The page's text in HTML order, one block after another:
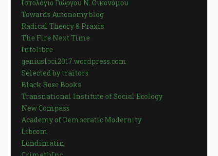
Ιστολόγιο Γιώργου Ν. Οικονόμου
Towards Autonomy blog
Radical Theory & Praxis
The Fire Next Time
Infolibre
geniusloci2017.wordpress.com
Selected by traitors
Black Rose Books
Transnational Institute of Social Ecology
New Compass
Academy of Democratic Modernity
Libcom
Lundimatin